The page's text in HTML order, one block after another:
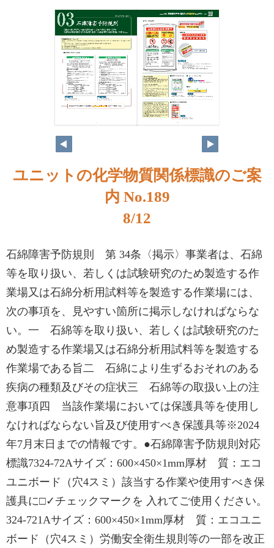
ユニットの化学物質関係標識のご案
内 No.189
8/12
石綿障害予防規則 第 34条〈掲示〉事業者は、石綿
等を取り扱い、若しくは試験研究のため製造する作
業場又は石綿分析用試料等を製造する作業場には、
次の事項を、見やすい箇所に掲示しなければならな
い。一 石綿等を取り扱い、若しくは試験研究のた
め製造する作業場又は石綿分析用試料等を製造する
作業場である旨二 石綿により生ずるおそれのある
疾病の種類及びその症状三 石綿等の取扱い上の注
意事項四 当該作業場においては保護具等を使用し
なければならない旨及び使用すべき保護具等※2024
年7月末日までの情報です。●石綿障害予防規則対応
標識7324-72Aサイズ：600×450×1mm厚材 質：エコ
ユニボード（穴4スミ）該当する作業や使用すべき保
護具に□✓チェックマークを 入れてご使用ください。
324-721Aサイズ：600×450×1mm厚材 質：エコユニ
ボード（穴4スミ）労働安全衛生規則等の一部を改正